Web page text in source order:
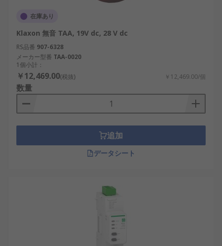
在庫あり
Klaxon 無音 TAA, 19V dc, 28 V dc
RS品番 907-6328
メーカー型番 TAA-0020
1個小計：
￥12,469.00(税抜) ￥12,469.00/個
数量
追加
データシート